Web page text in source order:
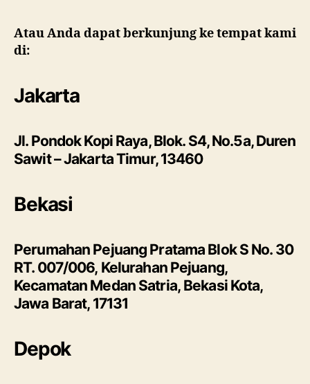
Atau Anda dapat berkunjung ke tempat kami
di:
Jakarta
Jl. Pondok Kopi Raya, Blok. S4, No.5a, Duren
Sawit – Jakarta Timur, 13460
Bekasi
Perumahan Pejuang Pratama Blok S No. 30
RT. 007/006, Kelurahan Pejuang,
Kecamatan Medan Satria, Bekasi Kota,
Jawa Barat, 17131
Depok